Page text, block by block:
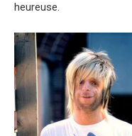
heureuse.